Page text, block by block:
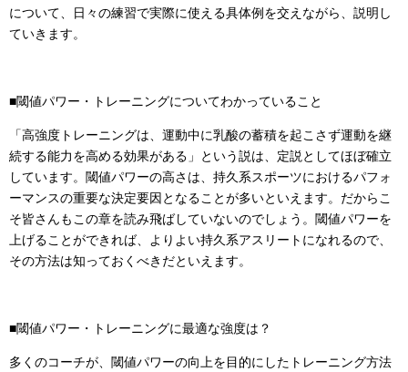
について、日々の練習で実際に使える具体例を交えながら、説明し
ていきます。
■閾値パワー・トレーニングについてわかっていること
「高強度トレーニングは、運動中に乳酸の蓄積を起こさず運動を継
続する能力を高める効果がある」という説は、定説としてほぼ確立
しています。閾値パワーの高さは、持久系スポーツにおけるパフォ
ーマンスの重要な決定要因となることが多いといえます。だからこ
そ皆さんもこの章を読み飛ばしていないのでしょう。閾値パワーを
上げることができれば、よりよい持久系アスリートになれるので、
その方法は知っておくべきだといえます。
■閾値パワー・トレーニングに最適な強度は？
多くのコーチが、閾値パワーの向上を目的にしたトレーニング方法